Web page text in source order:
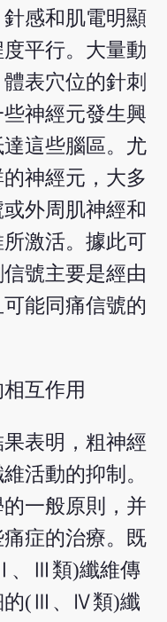
感和肌電明顯
平行。大量動
表穴位的針刺
神經元發生興
這些腦區。尤
神經元，大多
外周肌神經和
激活。據此可
號主要是經由
能同痛信號的
互作用
表明，粗神經
活動的抑制。
一般原則，并
症的治療。既
、Ⅲ類)纖維傳
的(Ⅲ、Ⅳ類)纖